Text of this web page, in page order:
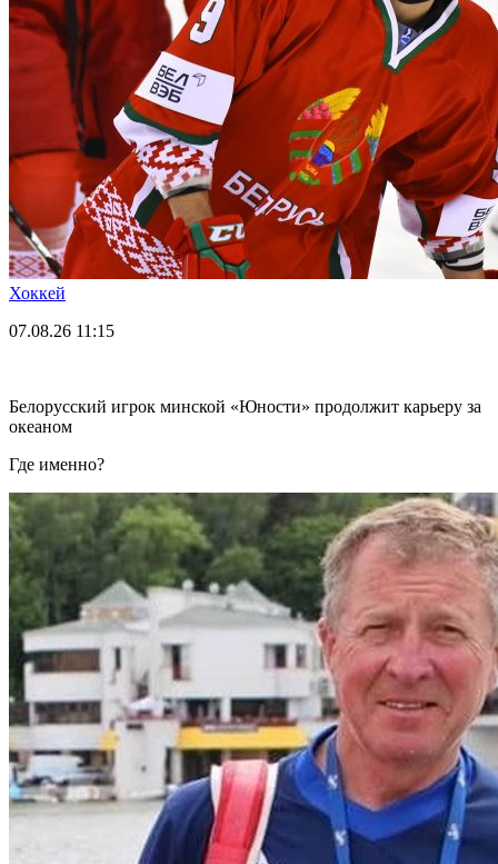
Хоккей
07.08.26 11:15
Белорусский игрок минской «Юности» продолжит карьеру за
океаном
Где именно?